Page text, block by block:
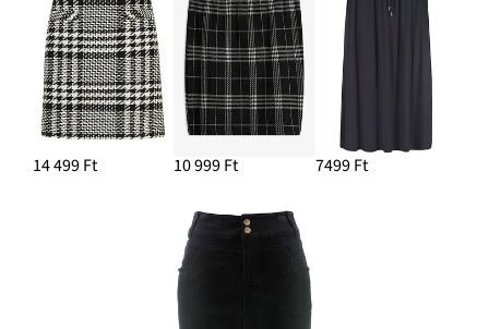
14 499 Ft 10 999 Ft 7499 Ft